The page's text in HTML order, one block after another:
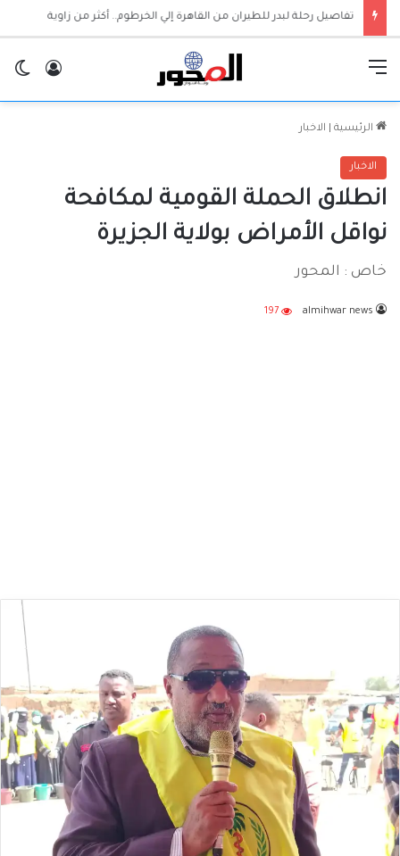
الرئيسية الاخبار
الاخبار
انطلاق الحملة القومية لمكافحة
نواقل الأمراض بولاية الجزيرة
خاص : المحور
almihwar news
197